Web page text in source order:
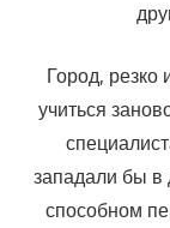
Город, резко
учиться
западали бы в
спо­собном